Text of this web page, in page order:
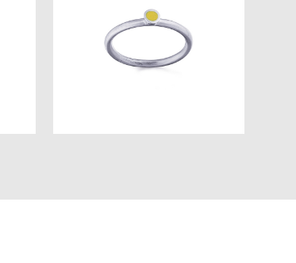
Small
3 600 pуб.